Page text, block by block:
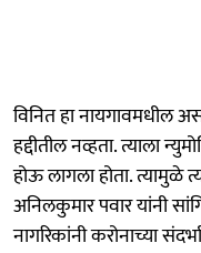
विनित हा नायगावमधील
हद्दीतील नव्हता. त्याला
होऊ लागला होता. त्यामुळे
अनिलकुमार पवार यांनी
नागरिकांनी करोनाच्या